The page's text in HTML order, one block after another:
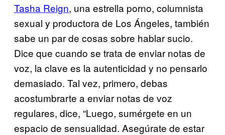
Tasha Reign, una estrella porno, columnista
sexual y productora de Los Ángeles, también
sabe un par de cosas sobre hablar sucio.
Dice que cuando se trata de enviar notas de
voz, la clave es la autenticidad y no pensarlo
demasiado. Tal vez, primero, debas
acostumbrarte a enviar notas de voz
regulares, dice, “Luego, sumérgete en un
espacio de sensualidad. Asegúrate de estar